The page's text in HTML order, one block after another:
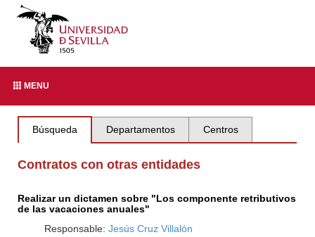
MENU
Búsqueda Departamentos Centros
Contratos con otras entidades
Realizar un dictamen sobre "Los componente retributivos
de las vacaciones anuales"
Responsable: Jesús Cruz Villalón